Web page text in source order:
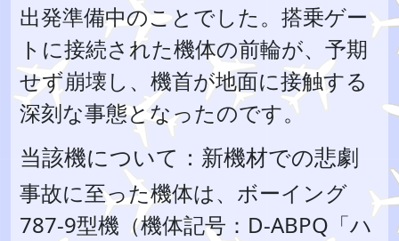
出発準備中のことでした。搭乗ゲー
トに接続された機体の前輪が、予期
せず崩壊し、機首が地面に接触する
深刻な事態となったのです。
当該機について：新機材での悲劇
事故に至った機体は、ボーイング
787-9型機（機体記号：D-ABPQ「ハ